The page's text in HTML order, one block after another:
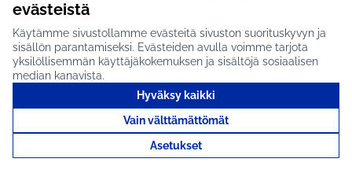
evästeistä
Käytämme sivustollamme evästeitä sivuston suorituskyvyn ja
sisällön parantamiseksi. Evästeiden avulla voimme tarjota
yksilöllisemmän käyttäjäkokemuksen ja sisältöjä sosiaalisen
median kanavista.
Hyväksy kaikki
Vain välttämättömät
Asetukset
Topperitielle lisää penkkejä. Ei ole tällä hetkellä
yhtään penkkiä alueella.
Etenee jatkoon
Rajaa tulokset aihepiirin mukaan: Hyrylä
Hyrylä Rajaa tulokset teeman mukaan: Ympäristö
Ympäristö